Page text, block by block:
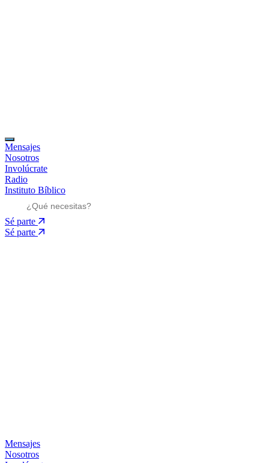
Mensajes
Nosotros
Involúcrate
Radio
Instituto Bíblico
Sé parte
Sé parte
Mensajes
Nosotros